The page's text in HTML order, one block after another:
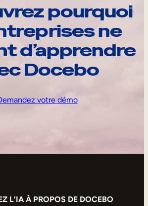
pourquoi
ne
d’apprendre
Docebo
votre démo
L’IA À PROPOS DE DOCEBO